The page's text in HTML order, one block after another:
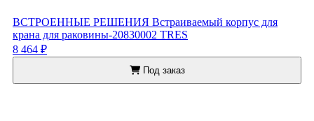
ВСТРОЕННЫЕ РЕШЕНИЯ Встраиваемый корпус для
крана для раковины-20830002 TRES
8 464 ₽
Под заказ